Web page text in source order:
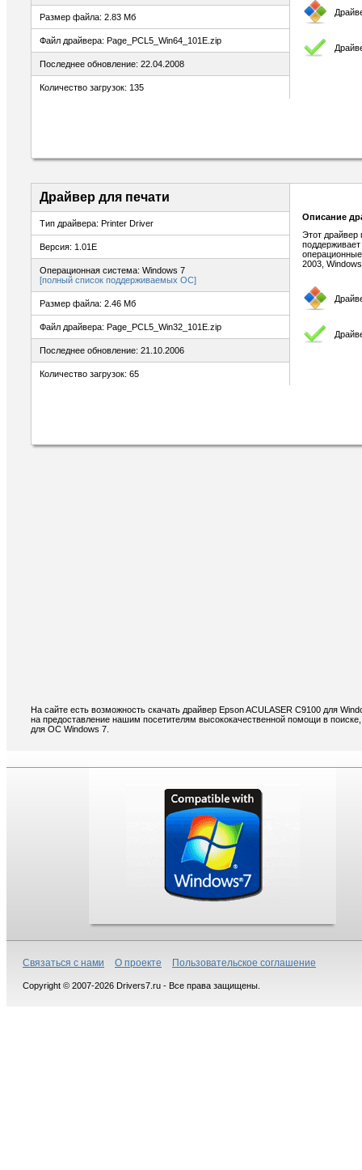
Размер файла: 2.83 Мб
Файл драйвера: Page_PCL5_Win64_101E.zip
Последнее обновление: 22.04.2008
Количество загрузок: 135
Драйвер для печати
Тип драйвера: Printer Driver
Версия: 1.01E
Операционная система: Windows 7
[полный список поддерживаемых ОС]
Размер файла: 2.46 Мб
Файл драйвера: Page_PCL5_Win32_101E.zip
Последнее обновление: 21.10.2006
Количество загрузок: 65
Описание
Этот драйвер
2003,
На сайте есть возможность скачать драйвер Epson ACULASER C9100 для
на предоставление нашим посетителям высококачественной помощи в
для ОС Windows 7.
Связаться с нами О проекте Пользовательское соглашение
Copyright © 2007-2026 Drivers7.ru - Все права защищены.